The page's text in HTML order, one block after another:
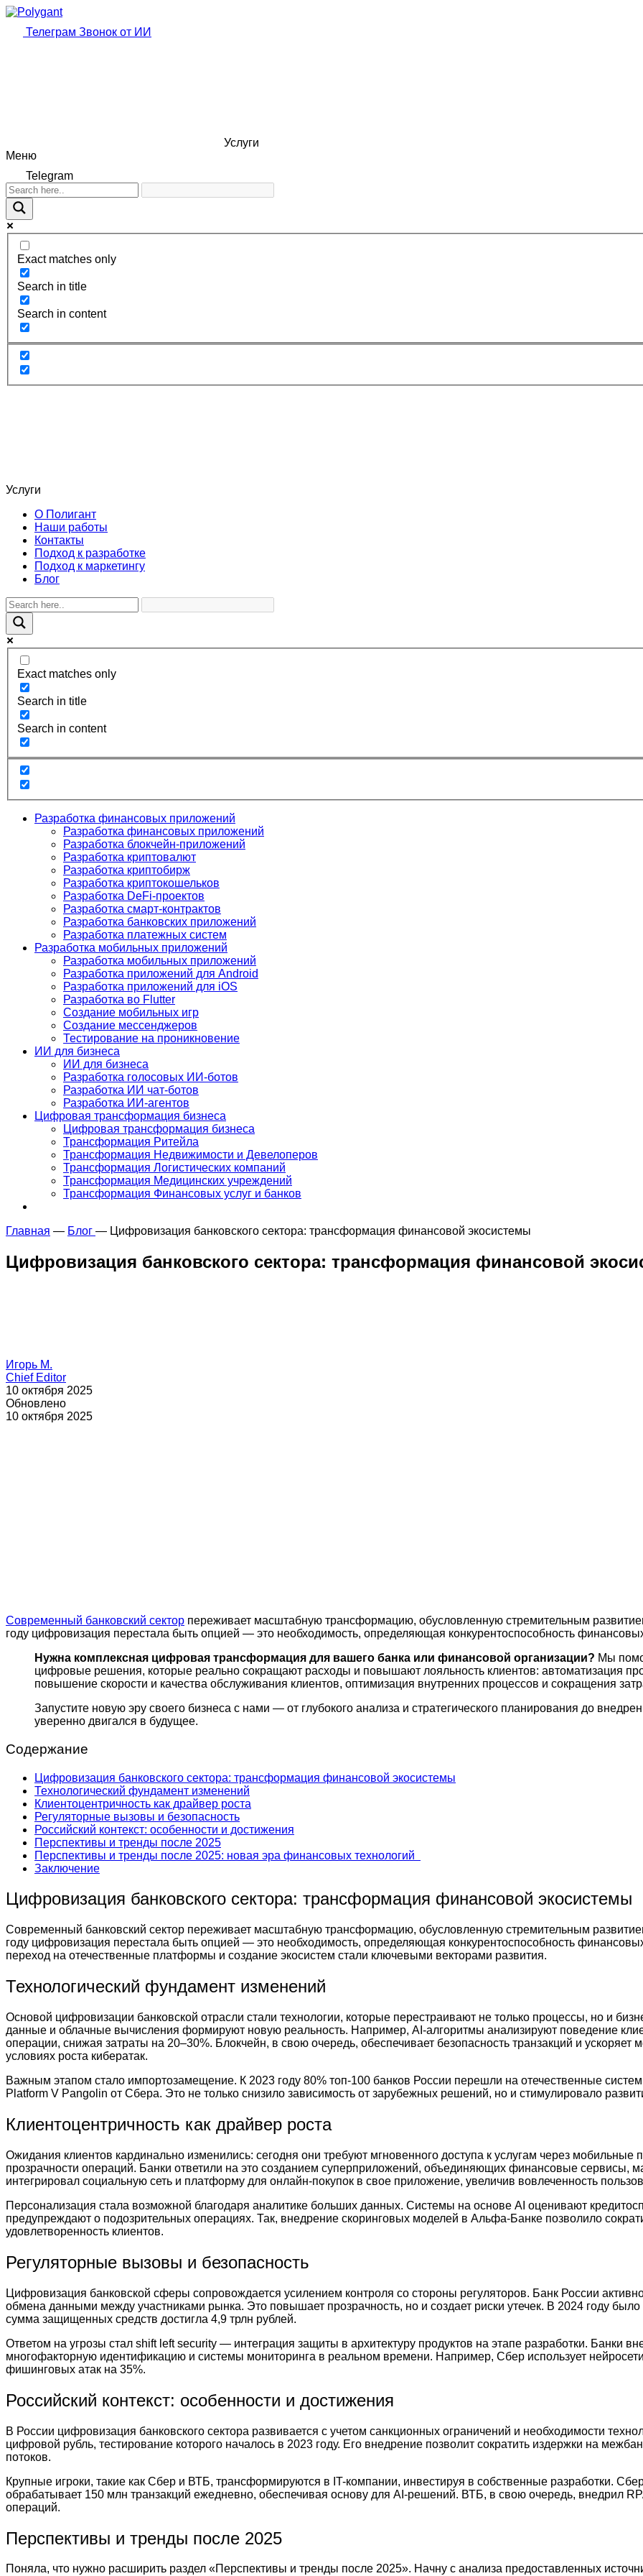
Телеграм Звонок от ИИ
Услуги
Меню
Telegram
Exact matches only
Search in title
Search in content
Услуги
О Полигант
Наши работы
Контакты
Подход к разработке
Подход к маркетингу
Блог
Exact matches only
Search in title
Search in content
Разработка финансовых приложений
Разработка финансовых приложений
Разработка блокчейн-приложений
Разработка криптовалют
Разработка криптобирж
Разработка криптокошельков
Разработка DeFi-проектов
Разработка смарт-контрактов
Разработка банковских приложений
Разработка платежных систем
Разработка мобильных приложений
Разработка мобильных приложений
Разработка приложений для Android
Разработка приложений для iOS
Разработка во Flutter
Создание мобильных игр
Создание мессенджеров
Тестирование на проникновение
ИИ для бизнеса
ИИ для бизнеса
Разработка голосовых ИИ-ботов
Разработка ИИ чат-ботов
Разработка ИИ-агентов
Цифровая трансформация бизнеса
Цифровая трансформация бизнеса
Трансформация Ритейла
Трансформация Недвижимости и Девелоперов
Трансформация Логистических компаний
Трансформация Медицинских учреждений
Трансформация Финансовых услуг и банков
Главная — Блог — Цифровизация банковского сектора: трансформация финансовой экосистемы
Цифровизация банковского сектора: трансформация финансовой
Игорь М.
Chief Editor
10 октября 2025
Обновлено
10 октября 2025
Современный банковский сектор переживает масштабную трансформацию, обусловленную стремительным
году цифровизация перестала быть опцией — это необходимость, определяющая конкурентоспособность
Нужна комплексная цифровая трансформация для вашего банка или финансовой организации? Мы
цифровые решения, которые реально сокращают расходы и повышают лояльность клиентов: автоматизация
повышение скорости и качества обслуживания клиентов, оптимизация внутренних процессов и сокращения
Запустите новую эру своего бизнеса с нами — от глубокого анализа и стратегического планирования до
уверенно двигался в будущее.
Содержание
Цифровизация банковского сектора: трансформация финансовой экосистемы
Технологический фундамент изменений
Клиентоцентричность как драйвер роста
Регуляторные вызовы и безопасность
Российский контекст: особенности и достижения
Перспективы и тренды после 2025
Перспективы и тренды после 2025: новая эра финансовых технологий
Заключение
Цифровизация банковского сектора: трансформация финансовой экосистемы
Современный банковский сектор переживает масштабную трансформацию, обусловленную стремительным
году цифровизация перестала быть опцией — это необходимость, определяющая конкурентоспособность
переход на отечественные платформы и создание экосистем стали ключевыми векторами развития.
Технологический фундамент изменений
Основой цифровизации банковской отрасли стали технологии, которые перестраивают не только процессы, но и
данные и облачные вычисления формируют новую реальность. Например, AI-алгоритмы анализируют поведение
операции, снижая затраты на 20–30%. Блокчейн, в свою очередь, обеспечивает безопасность транзакций и ускоряет
условиях роста кибератак.
Важным этапом стало импортозамещение. К 2023 году 80% топ-100 банков России перешли на отечественные
Platform V Pangolin от Сбера. Это не только снизило зависимость от зарубежных решений, но и стимулировало
Клиентоцентричность как драйвер роста
Ожидания клиентов кардинально изменились: сегодня они требуют мгновенного доступа к услугам через
прозрачности операций. Банки ответили на это созданием суперприложений, объединяющих финансовые сервисы,
интегрировал социальную сеть и платформу для онлайн-покупок в свое приложение, увеличив вовлеченность
Персонализация стала возможной благодаря аналитике больших данных. Системы на основе AI оценивают
предупреждают о подозрительных операциях. Так, внедрение скоринговых моделей в Альфа-Банке позволило
удовлетворенность клиентов.
Регуляторные вызовы и безопасность
Цифровизация банковской сферы сопровождается усилением контроля со стороны регуляторов. Банк России
обмена данными между участниками рынка. Это повышает прозрачность, но и создает риски утечек. В 2024 году
сумма защищенных средств достигла 4,9 трлн рублей.
Ответом на угрозы стал shift left security — интеграция защиты в архитектуру продуктов на этапе разработки. Банки
многофакторную идентификацию и системы мониторинга в реальном времени. Например, Сбер использует
фишинговых атак на 35%.
Российский контекст: особенности и достижения
В России цифровизация банковского сектора развивается с учетом санкционных ограничений и необходимости
цифровой рубль, тестирование которого началось в 2023 году. Его внедрение позволит сократить издержки на
потоков.
Крупные игроки, такие как Сбер и ВТБ, трансформируются в IT-компании, инвестируя в собственные разработки.
обрабатывает 150 млн транзакций ежедневно, обеспечивая основу для AI-решений. ВТБ, в свою очередь, внедрил
операций.
Перспективы и тренды после 2025
Поняла, что нужно расширить раздел «Перспективы и тренды после 2025». Начну с анализа предоставленных